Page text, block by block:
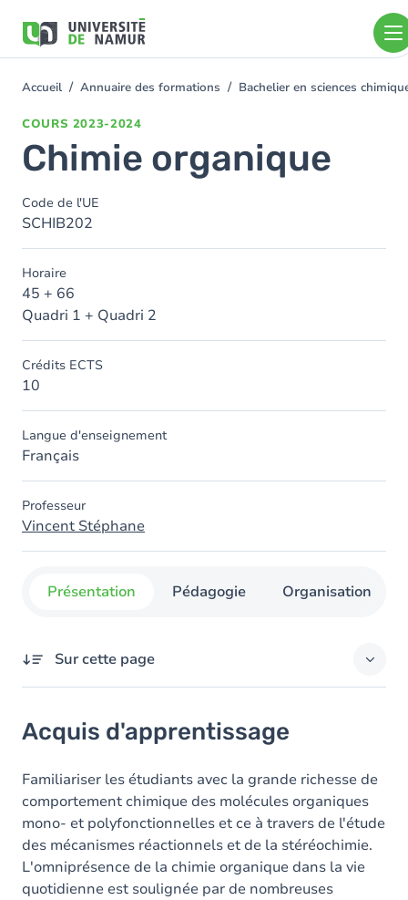
contenu
You
Accueil Annuaire des formations Bachelier en sciences
COURS 2023-2024
Chimie organique
Code de l'UE
SCHIB202
Horaire
45 + 66
Quadri 1 + Quadri 2
Crédits ECTS
10
Langue d'enseignement
Français
Professeur
Vincent Stéphane
Présentation Pédagogie Organisation
Sur cette page
Objectifs
Contenu
Table des matières
Acquis d'apprentissage
Familiariser les étudiants avec la grande richesse de
comportement chimique des molécules organiques
mono- et polyfonctionnelles et ce à travers de l'étude
des mécanismes réactionnels et de la stéréochimie.
L'omniprésence de la chimie organique dans la vie
quotidienne est soulignée par de nombreuses